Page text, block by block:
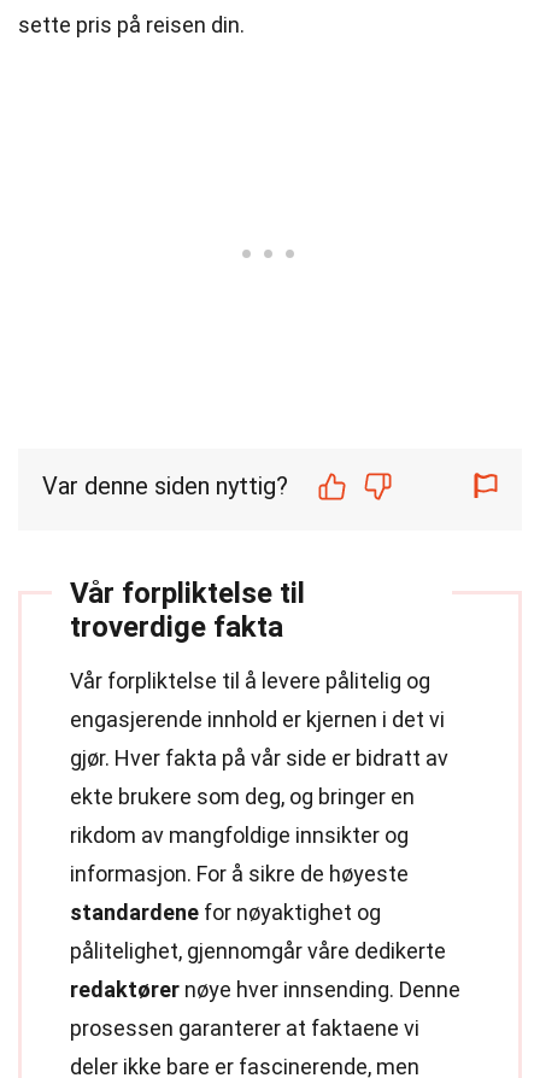
sette pris på reisen din.
Var denne siden nyttig?
Vår forpliktelse til
troverdige fakta
Vår forpliktelse til å levere pålitelig og
engasjerende innhold er kjernen i det vi
gjør. Hver fakta på vår side er bidratt av
ekte brukere som deg, og bringer en
rikdom av mangfoldige innsikter og
informasjon. For å sikre de høyeste
standardene for nøyaktighet og
pålitelighet, gjennomgår våre dedikerte
redaktører nøye hver innsending. Denne
prosessen garanterer at faktaene vi
deler ikke bare er fascinerende, men